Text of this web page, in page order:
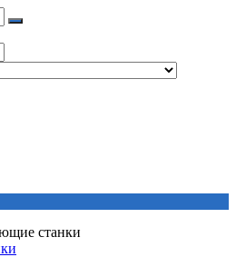
станки